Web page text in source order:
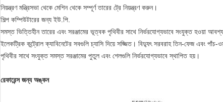
নিয়ন্ত্রণ মন্ত্রিসভা থেকে মেশিন থেকে সম্পূর্ণ তারের ট্রে নিয়ন্ত্রণ করুন।
শিল্প কম্পিউটারের জন্য ইউ.পি.
সমস্ত ভিত্তিহীন তারের এবং সরঞ্জামের ভূত্বক পৃথিবীর সাথে নির্ভরযোগ্যভাবে সংযুক্ত হওয়া
ইলেকট্রিক কন্ট্রোল ক্যাবিনেটের সবগুলি চ্যাসি দিয়ে সজ্জিত। বিদ্যুৎ সরবরাহ তিন-ফেজ এবং পাঁচ-
পৃথিবীর সাথে সংযুক্ত সমস্ত সরঞ্জামের পুতুল এবং শেলগুলি নির্ভরযোগ্যভাবে স্থাপিত হয়।
রেফারেন্স জন্য অঙ্কন